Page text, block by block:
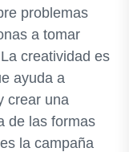
problemas
a tomar
creatividad es
ayuda a
crear una
de las formas
la campaña